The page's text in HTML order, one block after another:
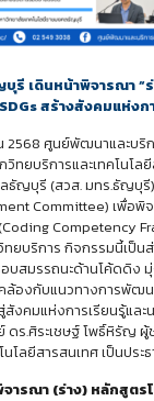
รี เดินหน้าพิจารณา “
สร้างสังคมแห่ง
2568 ศูนย์พัฒนาและบ
วิทยบริการและเทคโนโล
ธัญบุรี (สวส. มทร.ธัญบุ
Committee) เพื่อพิ
Competency
ทยบริการ กิจกรรมนี้เป็
บสมรรถนะด้านโค้ดดิง
ล้องกับแนวทางการพัฒน
งคมแห่งการเรียนรู้แล
ดร.ศิระเชษฐ์ โพธิ์หิรัญ
โลยีสารสนเทศ เป็นประ
ารณา (ร่าง) หลักสูตร